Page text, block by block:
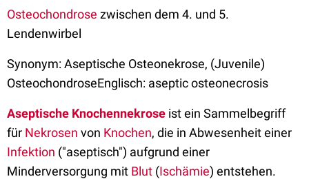
Osteochondrose zwischen dem 4. und 5.
Lendenwirbel
Synonym: Aseptische Osteonekrose, (Juvenile)
OsteochondroseEnglisch: aseptic osteonecrosis
Aseptische Knochennekrose ist ein Sammelbegriff
für Nekrosen von Knochen, die in Abwesenheit einer
Infektion ("aseptisch") aufgrund einer
Minderversorgung mit Blut (Ischämie) entstehen.